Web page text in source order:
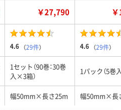
￥27,790
4.6 （29件） 4.6 （29件）
1セット（90巻：30巻
入×3箱）
1パック（5巻
幅50mm×長さ25m 幅50mm×長